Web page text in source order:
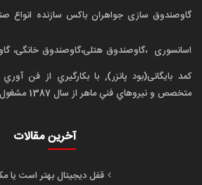
گاوصندوق سازی جواهران باکس سازنده انواع
اسانسوری ،گاوصندوق هتلی،گاوصندوق خانگی،
کمد بایگانی(بود پانزر), با بکارگيري از فن
متخصص و نيروهاي فني ماهر از سال 1387 مشغول به فعاليت بوده است.
آخرین مقالات
قفل دیجیتال بهتر است یا